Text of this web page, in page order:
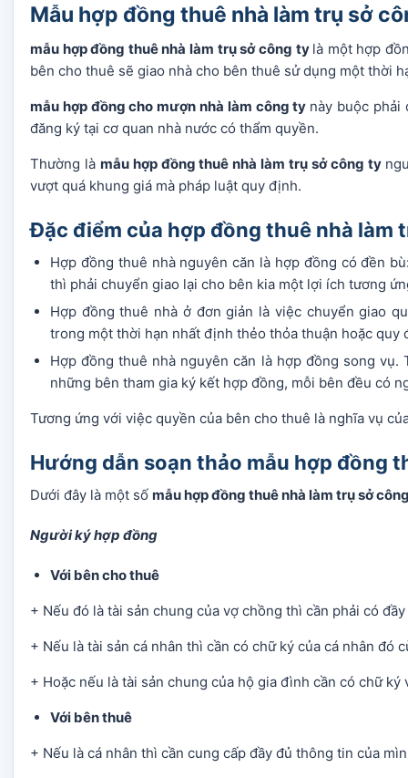
Mẫu hợp đồng thuê nhà làm trụ sở
mẫu hợp đồng thuê nhà làm trụ sở công ty là một hợp
bên cho thuê sẽ giao nhà cho bên thuê sử dụng một thời
mẫu hợp đồng cho mượn nhà làm công ty này buộc phải
đăng ký tại cơ quan nhà nước có thẩm quyền.
Thường là mẫu hợp đồng thuê nhà làm trụ sở công ty
vượt quá khung giá mà pháp luật quy định.
Đặc điểm của hợp đồng thuê nhà làm
Hợp đồng thuê nhà nguyên căn là hợp đồng có đền
thì phải chuyển giao lại cho bên kia một lợi ích tương
Hợp đồng thuê nhà ở đơn giản là việc chuyển giao
trong một thời hạn nhất định thẻo thỏa thuận hoặc quy
Hợp đồng thuê nhà nguyên căn là hợp đồng song
những bên tham gia ký kết hợp đồng, mỗi bên đều có
Tương ứng với việc quyền của bên cho thuê là nghĩa vụ
Hướng dẫn soạn thảo mẫu hợp đồng
Dưới đây là một số mẫu hợp đồng thuê nhà làm trụ sở
Người ký hợp đồng
Với bên cho thuê
+ Nếu đó là tài sản chung của vợ chồng thì cần phải có
+ Nếu là tài sản cá nhân thì cần có chữ ký của cá nhân đó
+ Hoặc nếu là tài sản chung của hộ gia đình cần có chữ
Với bên thuê
+ Nếu là cá nhân thì cần cung cấp đầy đủ thông tin của